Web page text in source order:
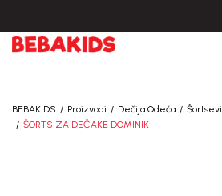
BEBAKIDS Proizvodi Dečija Odeća Šortsevi
ŠORTS ZA DEČAKE DOMINIK